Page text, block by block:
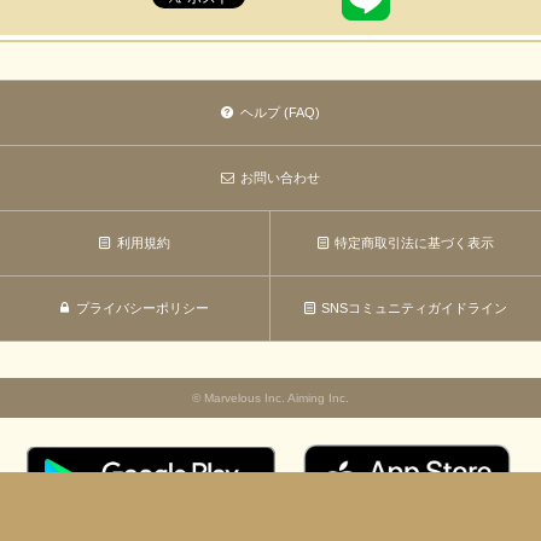
ヘルプ (FAQ)
お問い合わせ
利用規約 特定商取引法に基づく表示
プライバシーポリシー SNSコミュニティガイドライン
© Marvelous Inc. Aiming Inc.